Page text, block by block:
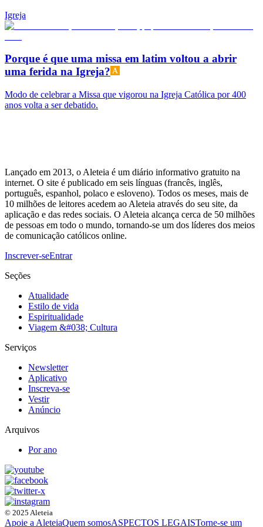
Igreja
Porque é que uma missa em latim voltou a abrir
uma ferida na Igreja?
Modo de celebrar a Missa que vigorou na Igreja Católica por 400
anos volta a ser debatido.
Lançado em 2013, o Aleteia é um diário informativo gratuito na
internet. O site é publicado em seis línguas (francês, inglês,
português, espanhol, polaco e esloveno). Todos os meses, mais de
10 milhões de leitores acedem ao Aleteia através do seu site, da
aplicação e das redes sociais. O Aleteia alcança cerca de 50 milhões
de pessoas em todo o mundo, tornando-se um dos líderes dos meios
de comunicação católicos online.
Inscrever-seEntrar
Seções
Atualidade
Estilo de vida
Espiritualidade
Viagem &#038; Cultura
Serviços
Newsletter
Aplicativo
Inscreva-se
Vestir
Anúncio
Arquivos
Por ano
© 2025 Aleteia
Apoie a AleteiaQuem somosASPECTOS LEGAISTorne-se um